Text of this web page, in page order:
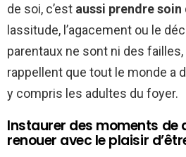
de soi, c’est aussi prendre
lassitude, l’agacement ou le
parentaux ne sont ni des
rappellent que tout le monde a
y compris les adultes du foyer.
Instaurer des moments de
renouer avec le plaisir